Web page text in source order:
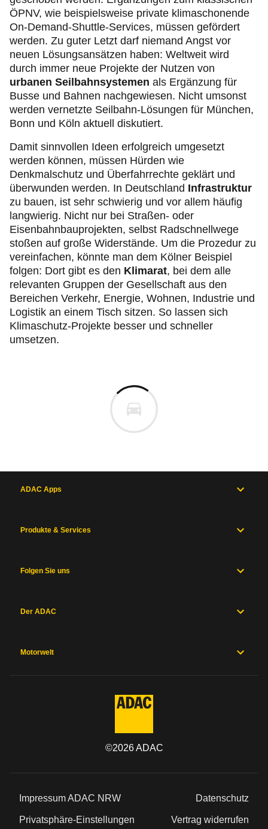
ÖPNV, wie beispielsweise private klimaschonende
On-Demand-Shuttle-Services, müssen gefördert
werden. Zu guter Letzt darf niemand Angst vor
neuen Lösungsansätzen haben: Weltweit wird
durch immer neue Projekte der Nutzen von
urbanen Seilbahnsystemen als Ergänzung für
Busse und Bahnen nachgewiesen. Nicht umsonst
werden vernetzte Seilbahn-Lösungen für München,
Bonn und Köln aktuell diskutiert.
Damit sinnvollen Ideen erfolgreich umgesetzt
werden können, müssen Hürden wie
Denkmalschutz und Überfahrrechte geklärt und
überwunden werden. In Deutschland Infrastruktur
zu bauen, ist sehr schwierig und vor allem häufig
langwierig. Nicht nur bei Straßen- oder
Eisenbahnbauprojekten, selbst Radschnellwege
stoßen auf große Widerstände. Um die Prozedur zu
vereinfachen, könnte man dem Kölner Beispiel
folgen: Dort gibt es den Klimarat, bei dem alle
relevanten Gruppen der Gesellschaft aus den
Bereichen Verkehr, Energie, Wohnen, Industrie und
Logistik an einem Tisch sitzen. So lassen sich
Klimaschutz-Projekte besser und schneller
umsetzen.
ADAC Apps
Produkte & Services
Folgen Sie uns
Der ADAC
Motorwelt
©2026ADAC
Impressum ADAC NRW Datenschutz
Privatsphäre-Einstellungen Vertrag widerrufen